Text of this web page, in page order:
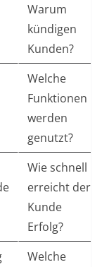
Warum
kündigen
Kunden?
Welche
Funktionen
werden
genutzt?
Wie schnell
erreicht der
Kunde
Erfolg?
Welche